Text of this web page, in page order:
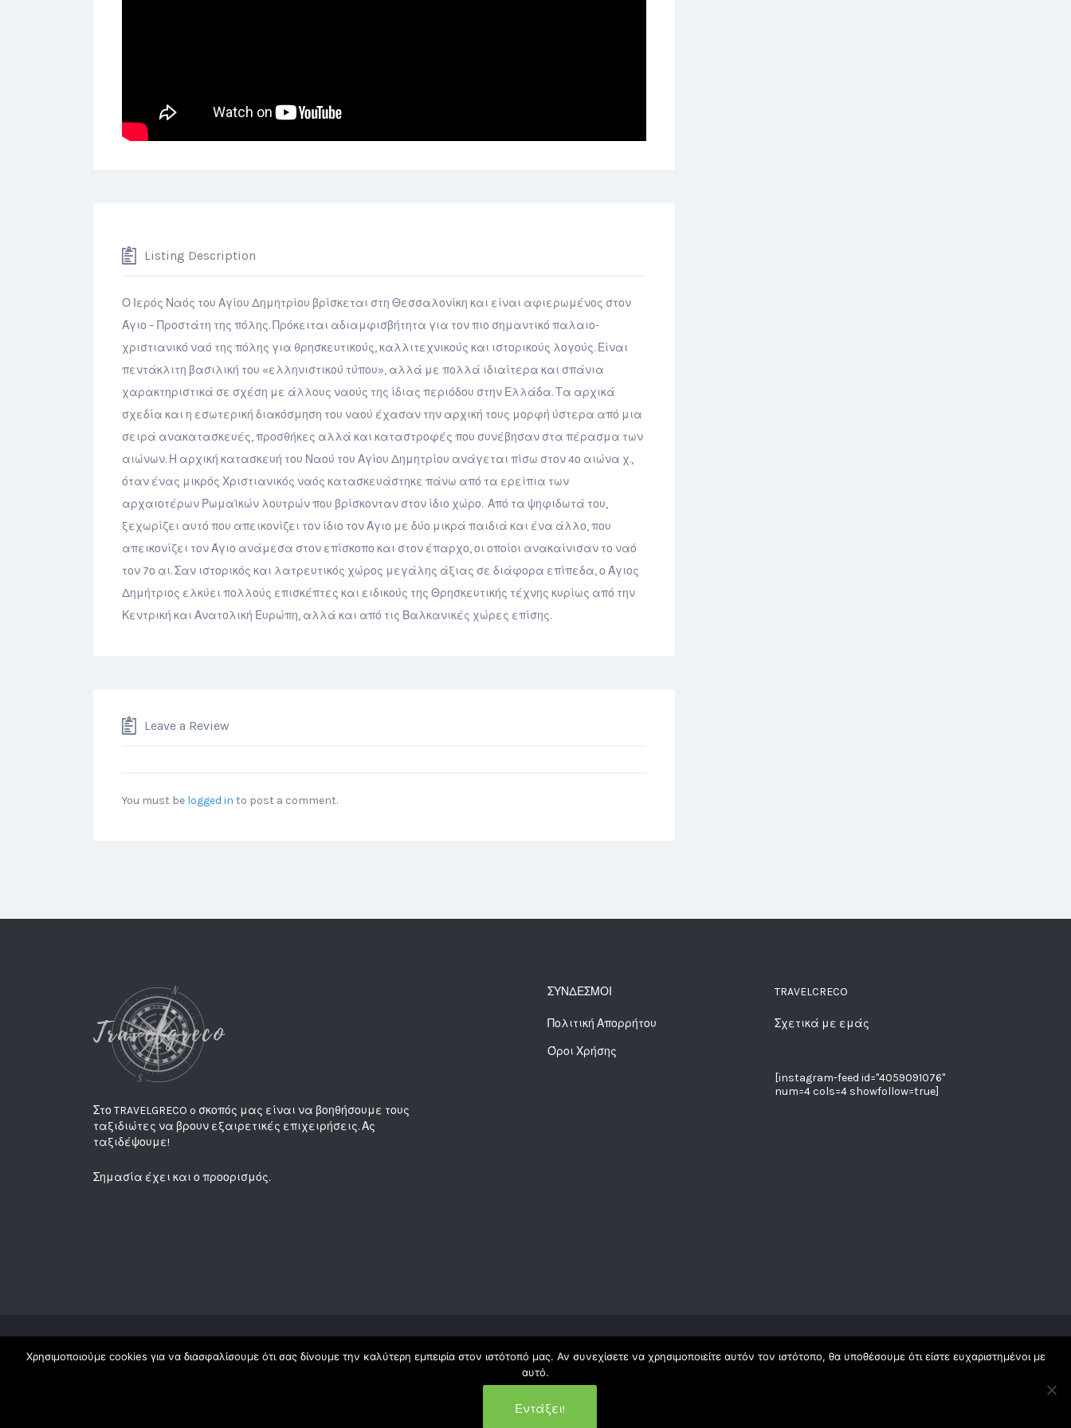
Listing Description
Ο Ιερός Ναός του Αγίου Δημητρίου βρίσκεται στη Θεσσαλονίκη και είναι αφιερωμένος στον
Άγιο – Προστάτη της πόλης. Πρόκειται αδιαμφισβήτητα για τον πιο σημαντικό παλαιο-
χριστιανικό ναό της πόλης για θρησκευτικούς, καλλιτεχνικούς και ιστορικούς λογούς. Είναι
πεντάκλιτη βασιλική του «ελληνιστικού τύπου», αλλά με πολλά ιδιαίτερα και σπάνια
χαρακτηριστικά σε σχέση με άλλους ναούς της ίδιας περιόδου στην Ελλάδα. Τα αρχικά
σχεδία και η εσωτερική διακόσμηση του ναού έχασαν την αρχική τους μορφή ύστερα από μια
σειρά ανακατασκευές, προσθήκες αλλά και καταστροφές που συνέβησαν στα πέρασμα των
αιώνων. Η αρχική κατασκευή του Ναού του Αγίου Δημητρίου ανάγεται πίσω στον 4ο αιώνα χ.,
όταν ένας μικρός Χριστιανικός ναός κατασκευάστηκε πάνω από τα ερείπια των
αρχαιοτέρων Ρωμαϊκών λουτρών που βρίσκονταν στον ίδιο χώρο. Από τα ψηφιδωτά του,
ξεχωρίζει αυτό που απεικονίζει τον ίδιο τον Άγιο με δύο μικρά παιδιά και ένα άλλο, που
απεικονίζει τον Άγιο ανάμεσα στον επίσκοπο και στον έπαρχο, οι οποίοι ανακαίνισαν το ναό
τον 7ο αι. Σαν ιστορικός και λατρευτικός χώρος μεγάλης άξιας σε διάφορα επίπεδα, ο Άγιος
Δημήτριος ελκύει πολλούς επισκέπτες και ειδικούς της Θρησκευτικής τέχνης κυρίως από την
Κεντρική και Ανατολική Ευρώπη, αλλά και από τις Βαλκανικές χώρες επίσης.
Leave a Review
You must be logged in to post a comment.
Στο TRAVELGRECO o σκοπός μας είναι να βοηθήσουμε τους
ταξιδιώτες να βρουν εξαιρετικές επιχειρήσεις. Ας
ταξιδέψουμε!
Σημασία έχει και ο προορισμός.
ΣΥΝΔΕΣΜΟΙ
Πολιτική Απορρήτου
Όροι Χρήσης
TRAVELCRECO
Σχετικά με εμάς
[instagram-feed id="4059091076"
num=4 cols=4 showfollow=true]
Copyright Travelgreco © 2018. All Rights Reserved |
Χρησιμοποιούμε cookies για να διασφαλίσουμε ότι σας δίνουμε την καλύτερη εμπειρία στον ιστότοπό μας. Αν συνεχίσετε να χρησιμοποιείτε αυτόν τον ιστότοπο, θα υποθέσουμε ότι είστε ευχαριστημένοι με
αυτό.
Εντάξει!